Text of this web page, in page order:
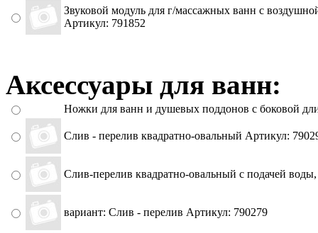
Звуковой модуль для г/массажных ванн с
Артикул: 791852
Аксессуары для ванн:
Ножки для ванн и душевых поддонов с боковой
Слив - перелив квадратно-овальный Артикул:
Слив-перелив квадратно-овальный с подачей
вариант: Слив - перелив Артикул: 790279